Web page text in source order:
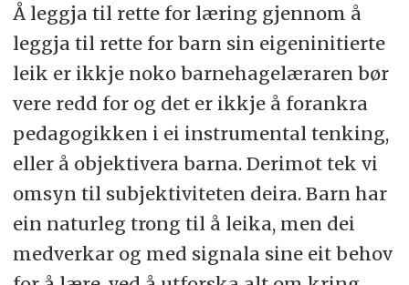
Å leggja til rette for læring gjennom å
leggja til rette for barn sin eigeninitierte
leik er ikkje noko barnehagelæraren bør
vere redd for og det er ikkje å forankra
pedagogikken i ei instrumental tenking,
eller å objektivera barna. Derimot tek vi
omsyn til subjektiviteten deira. Barn har
ein naturleg trong til å leika, men dei
medverkar og med signala sine eit behov